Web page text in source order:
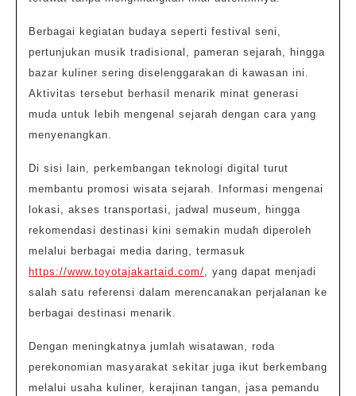
Berbagai kegiatan budaya seperti festival seni,
pertunjukan musik tradisional, pameran sejarah, hingga
bazar kuliner sering diselenggarakan di kawasan ini.
Aktivitas tersebut berhasil menarik minat generasi
muda untuk lebih mengenal sejarah dengan cara yang
menyenangkan.
Di sisi lain, perkembangan teknologi digital turut
membantu promosi wisata sejarah. Informasi mengenai
lokasi, akses transportasi, jadwal museum, hingga
rekomendasi destinasi kini semakin mudah diperoleh
melalui berbagai media daring, termasuk
https://www.toyotajakartaid.com/ , yang dapat menjadi
salah satu referensi dalam merencanakan perjalanan ke
berbagai destinasi menarik.
Dengan meningkatnya jumlah wisatawan, roda
perekonomian masyarakat sekitar juga ikut berkembang
melalui usaha kuliner, kerajinan tangan, jasa pemandu